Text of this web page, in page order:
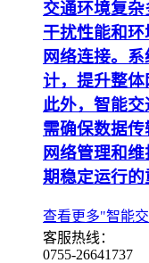
交通环境复
干扰性能和
网络连接。
计，提升整体
此外，智能交
需确保数据
网络管理和
期稳定运行的
查看更多"智能
客服热线：
0755-26641737